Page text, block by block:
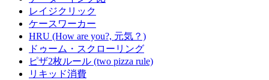
レイジクリック
ケースワーカー
HRU (How are you?, 元気？)
ドゥーム・スクローリング
ピザ2枚ルール (two pizza rule)
リキッド消費